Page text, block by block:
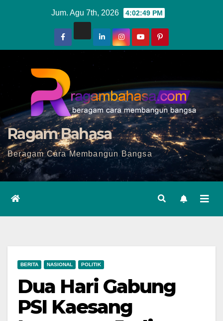
Jum. Agu 7th, 2026 4:02:50 PM
Ragam Bahasa
Beragam Cara Membangun Bangsa
BERITA NASIONAL POLITIK
Dua Hari Gabung
PSI Kaesang